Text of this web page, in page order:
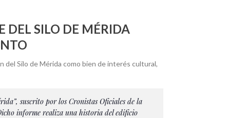
DEL SILO DE MÉRIDA
del Silo de Mérida como bien de interés cultural,
suscrito por los Cronistas Oficiales de la
informe realiza una historia del edificio